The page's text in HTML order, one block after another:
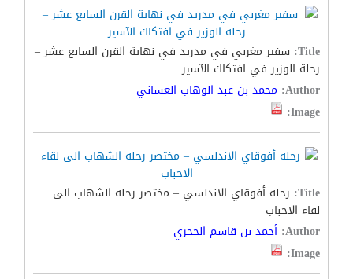
Title: سفير مغربي في مدريد في نهاية القرن السابع عشر –
رحلة الوزير في افتكاك الآسير
Author: محمد بن عبد الوهاب الغساني
Image:
Title: رحلة أفوقاي الاندلسي – مختصر رحلة الشهاب الى
لقاء الاحباب
Author: أحمد بن قاسم الحجري
Image: